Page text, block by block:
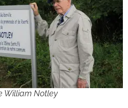
William Notley